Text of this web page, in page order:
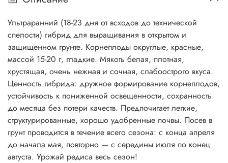
Ультраранний (18-23 дня от всходов до технической
спелости) гибрид для выращивания в открытом и
защищенном грунте. Корнеплоды округлые, красные,
массой 15-20 г, гладкие. Мякоть белая, плотная,
хрустящая, очень нежная и сочная, слабоострого вкуса.
Ценность гибрида: дружное формирование корнеплодов,
устойчивость к пониженной освещенности, сохранность
до месяца без потери качеств. Предпочитает легкие,
структурированные, хорошо удобренные почвы. Посев в
грунт проводится в течение всего сезона: с конца апреля
до начала мая, повторно — с середины июля по конец
августа. Урожай редиса весь сезон!